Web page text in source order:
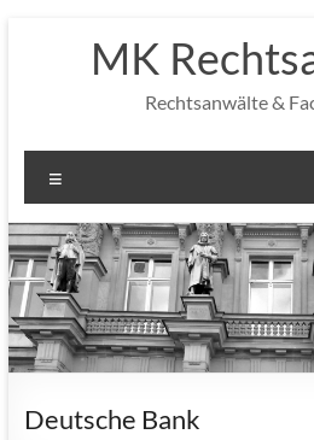
MK
Rechtsanwälte &
Deutsche Bank